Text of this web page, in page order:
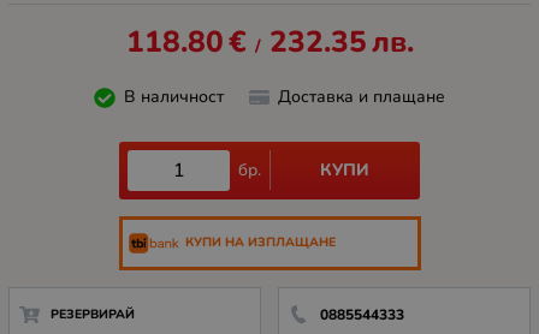
118.80€ / 232.35лв.
В наличност Доставка и плащане
бр. КУПИ
КУПИ НА ИЗПЛАЩАНЕ
РЕЗЕРВИРАЙ 0885544333